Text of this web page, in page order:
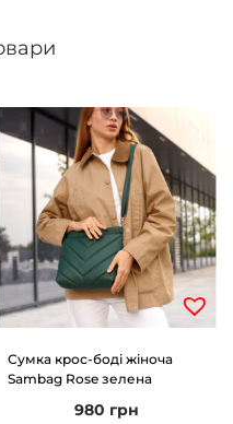
Сумка крос-боді жіноча
Sambag Rose зелена
980 грн